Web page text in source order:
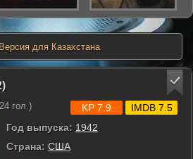
Версия для Казахстана
гол.)
Год выпуска: 1942
Страна: США
KP 7.9 IMDB 7.5